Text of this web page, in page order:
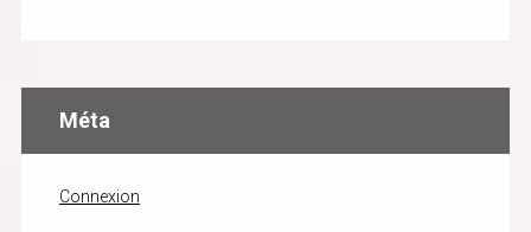
Méta
Connexion